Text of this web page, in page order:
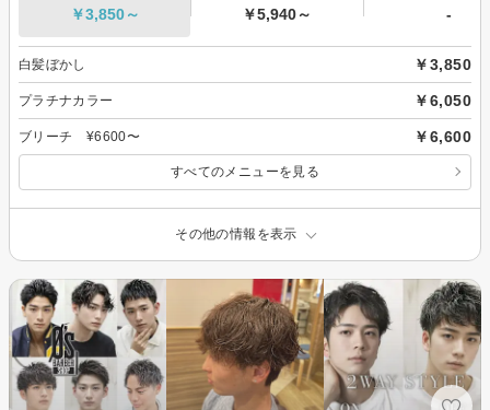
￥3,850～ ￥5,940～ -
白髪ぼかし ￥3,850
プラチナカラー ￥6,050
ブリーチ ¥6600〜 ￥6,600
すべてのメニューを見る
その他の情報を表示